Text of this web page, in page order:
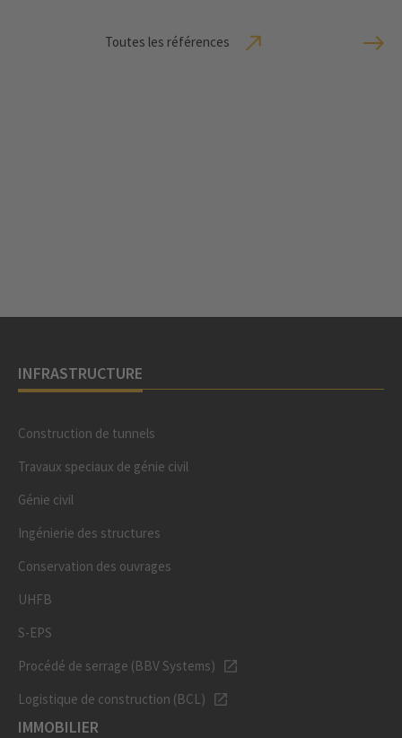
Toutes les références
INFRASTRUCTURE
Construction de tunnels
Travaux speciaux de génie civil
Génie civil
Ingénierie des structures
Conservation des ouvrages
UHFB
S-EPS
Procédé de serrage (BBV Systems)
Logistique de construction (BCL)
IMMOBILIER